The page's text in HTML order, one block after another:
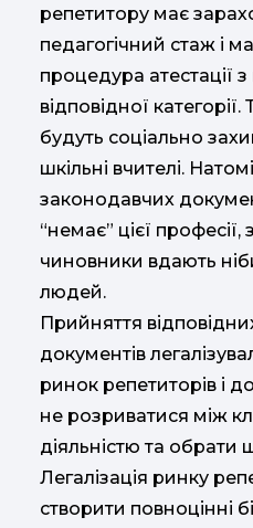
репетитору має
педагогічний стаж і
процедура атестації
відповідної
будуть соціально
шкільні вчителі.
законодавчих
“немає” цієї професії,
чиновники вдають
людей.
Прийняття
документів
ринок репетиторів і
не розриватися між
діяльністю та обрати
Легалізація ринку
створити повноцінні